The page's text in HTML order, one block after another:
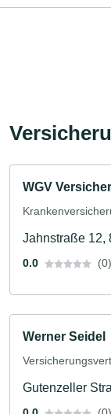
WGV
Jahnstraße 12,
0.0 (0)
Werner Seidel
Gutenzeller